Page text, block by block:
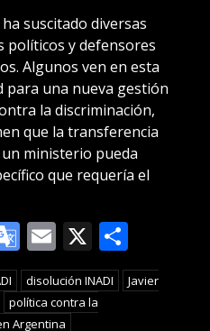
suscitado diversas
políticos y defensores
Algunos ven en esta
para una nueva gestión
la discriminación,
que la transferencia
ministerio pueda
que requería el
Google
Translate
Email
X
disolución INADI
Javier
política contra la
Argentina